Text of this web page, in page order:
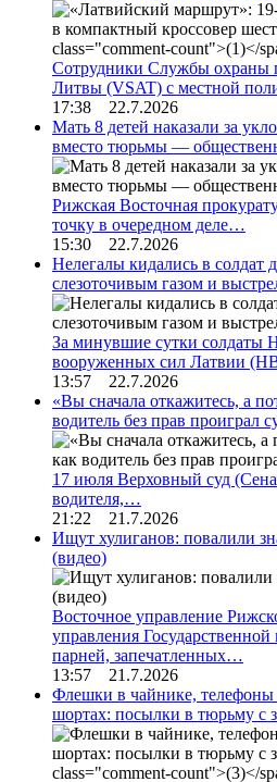
Сотрудники Службы охраны
Литвы (VSAT) с местной
17:38 22.7.2026
Мать 8 детей наказали за
вместо тюрьмы —
Рижская Восточная
точку в очередном деле…
15:30 22.7.2026
Нелегалы кидались в солдат
слезоточивым газом и
За минувшие сутки солдаты
вооруженных сил Латвии
13:57 22.7.2026
«Вы сначала откажитесь, а
водитель без прав проиграл
17 июля Верховный суд
водителя,…
21:22 21.7.2026
Ищут хулиганов: повалили
(видео)
Восточное управление
управления
парней, запечатленных…
13:57 21.7.2026
Флешки в чайнике, телефоны
шортах: посылки в тюрьму с